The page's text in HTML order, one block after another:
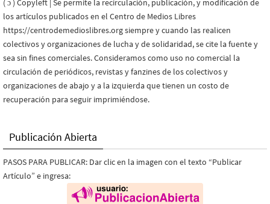
los artículos publicados en el Centro de Medios Libres
https://centrodemedioslibres.org siempre y cuando las realicen
colectivos y organizaciones de lucha y de solidaridad, se cite la fuente y
sea sin fines comerciales. Consideramos como uso no comercial la
circulación de periódicos, revistas y fanzines de los colectivos y
organizaciones de abajo y a la izquierda que tienen un costo de
recuperación para seguir imprimiéndose.
Publicación Abierta
PASOS PARA PUBLICAR: Dar clic en la imagen con el texto “Publicar
Artículo” e ingresa: